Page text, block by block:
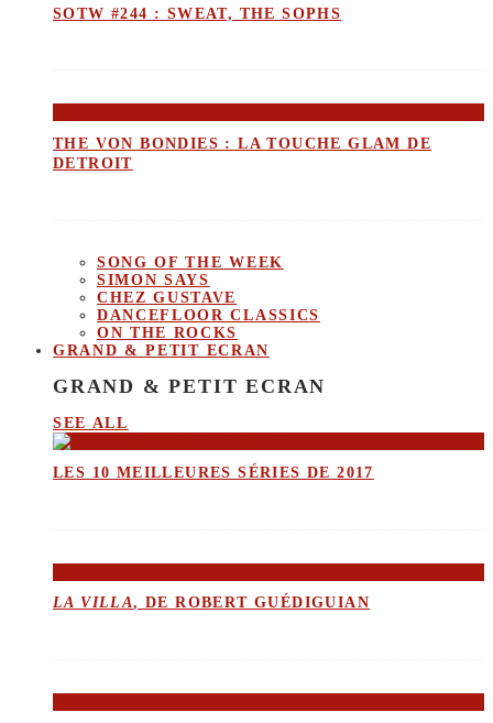
SOTW #244 : SWEAT, THE SOPHS
THE VON BONDIES : LA TOUCHE GLAM DE
DETROIT
SONG OF THE WEEK
SIMON SAYS
CHEZ GUSTAVE
DANCEFLOOR CLASSICS
ON THE ROCKS
GRAND & PETIT ECRAN
GRAND & PETIT ECRAN
SEE ALL
LES 10 MEILLEURES SÉRIES DE 2017
LA VILLA, DE ROBERT GUÉDIGUIAN